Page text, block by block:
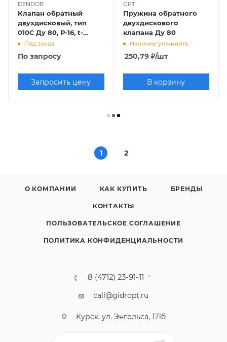
DENDOR
Клапан обратный
двухдисковый, тип
010С Ду 80, Р-16, t-
130оС, чугунные
межфланцевый
Под заказ
По запросу
Запросить цену
GPT
Пружина обратного
двухдискового
клапана Ду 80
Наличие уточняйте
250,79₽/шт
В корзину
1 2
О КОМПАНИИ КАК КУПИТЬ БРЕНДЫ
КОНТАКТЫ
ПОЛЬЗОВАТЕЛЬСКОЕ СОГЛАШЕНИЕ
ПОЛИТИКА КОНФИДЕНЦИАЛЬНОСТИ
8 (4712) 23-91-11
call@gidropt.ru
Курск, ул. Энгельса, 171б